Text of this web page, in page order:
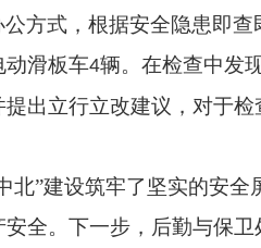
方式，根据安全隐患即
动滑板车4辆。在检查中发
出立行立改建议，对于
北”建设筑牢了坚实的安
全。下一步，后勤与保